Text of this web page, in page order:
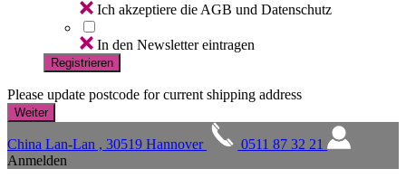
Ich akzeptiere die AGB und Datenschutz
In den Newsletter eintragen
Registrieren
Please update postcode for current shipping address
China Lan-Lan , 30519 Hannover
0511 87 32 21
Anmelden